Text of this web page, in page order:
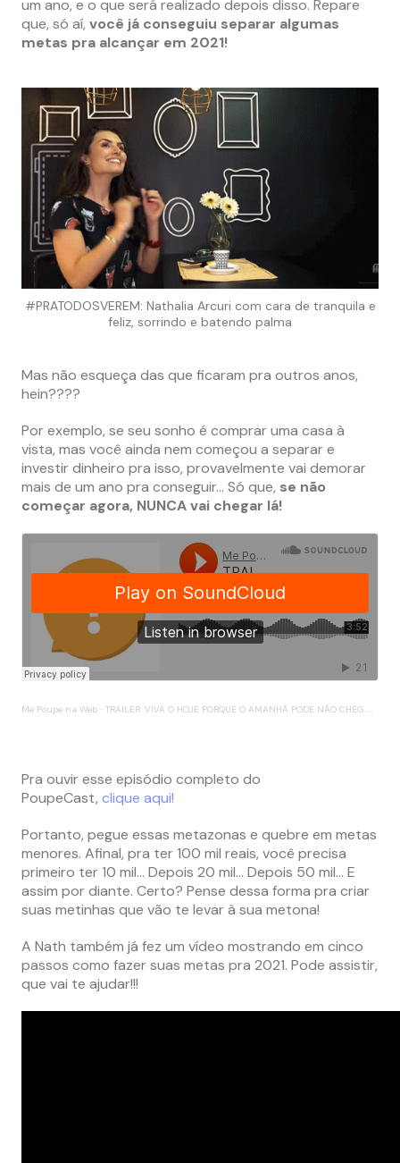
um ano, e o que será realizado depois disso. Repare
que, só aí, você já conseguiu separar algumas
metas pra alcançar em 2021!
#PRATODOSVEREM: Nathalia Arcuri com cara de tranquila e
feliz, sorrindo e batendo palma
Mas não esqueça das que ficaram pra outros anos,
hein????
Por exemplo, se seu sonho é comprar uma casa à
vista, mas você ainda nem começou a separar e
investir dinheiro pra isso, provavelmente vai demorar
mais de um ano pra conseguir… Só que, se não
começar agora, NUNCA vai chegar lá!
Me Poupe na Web · TRAILER: VIVA O HOJE PORQUE O AMANHÃ PODE NÃO CHEGAR! #SQN
Pra ouvir esse episódio completo do
PoupeCast, clique aqui!
Portanto, pegue essas metazonas e quebre em metas
menores. Afinal, pra ter 100 mil reais, você precisa
primeiro ter 10 mil… Depois 20 mil… Depois 50 mil… E
assim por diante. Certo? Pense dessa forma pra criar
suas metinhas que vão te levar à sua metona!
A Nath também já fez um vídeo mostrando em cinco
passos como fazer suas metas pra 2021. Pode assistir,
que vai te ajudar!!!